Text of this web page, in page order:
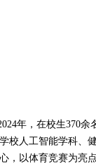
年，在校生370余
校人工智能学科、
，以体育竞赛为亮